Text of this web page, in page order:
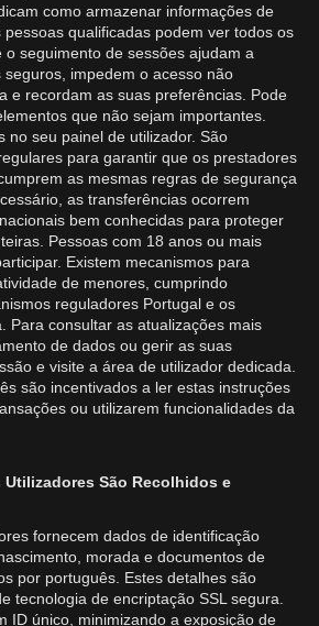
como armazenar informações de
qualificadas podem ver todos os
o seguimento de sessões ajudam a
impedem o acesso não
e recordam as suas preferências. Pode
que não sejam importantes.
no seu painel de utilizador. São
para garantir que os prestadores
as mesmas regras de segurança
as transferências ocorrem
bem conhecidas para proteger
Pessoas com 18 anos ou mais
Existem mecanismos para
de menores, cumprindo
reguladores Portugal e os
Para consultar as atualizações mais
de dados ou gerir as suas
e visite a área de utilizador dedicada.
são incentivados a ler estas instruções
ou utilizarem funcionalidades da
São Recolhidos e
fornecem dados de identificação
morada e documentos de
por português. Estes detalhes são
tecnologia de encriptação SSL segura.
ID único, minimizando a exposição de